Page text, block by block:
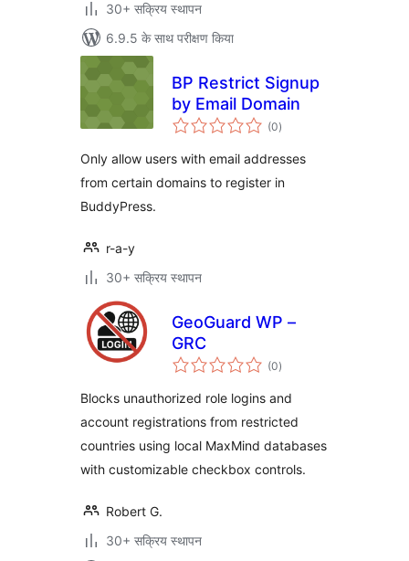
30+ सक्रिय स्थापन
6.9.5 के साथ परीक्षण किया
BP Restrict Signup
by Email Domain
(0कुल
दर)
Only allow users with email addresses
from certain domains to register in
BuddyPress.
r-a-y
30+ सक्रिय स्थापन
GeoGuard WP –
GRC
(0कुल
दर)
Blocks unauthorized role logins and
account registrations from restricted
countries using local MaxMind databases
with customizable checkbox controls.
Robert G.
30+ सक्रिय स्थापन